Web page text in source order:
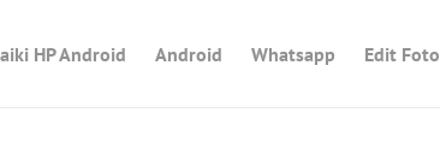
HP Android Android Whatsapp Edit Foto